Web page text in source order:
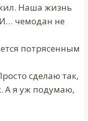
Наша жизнь
чемодан не
потрясенным
сделаю так,
А я уж подумаю,